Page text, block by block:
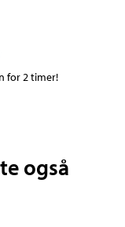
for 2 timer!
også